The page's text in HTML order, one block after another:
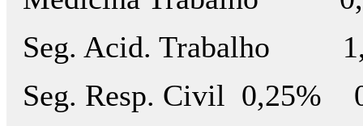
Seg. Acid. Trabalho
Seg. Resp. Civil 0,25%